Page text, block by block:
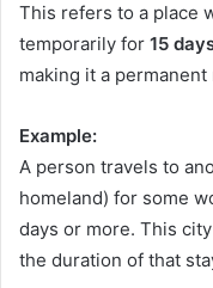
This refers to a place
temporarily for 15
making it a
Example:
A person travels to
homeland) for some
days or more. This
the duration of that